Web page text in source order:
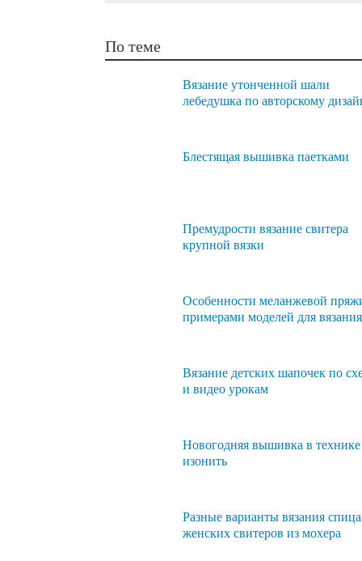
По теме
Вязание утонченной шали
лебедушка по авторскому
Блестящая вышивка паетками
Премудрости вязание свитера
крупной вязки
Особенности меланжевой
примерами моделей для вязания
Вязание детских шапочек по
и видео урокам
Новогодняя вышивка в технике
изонить
Разные варианты вязания
женских свитеров из мохера